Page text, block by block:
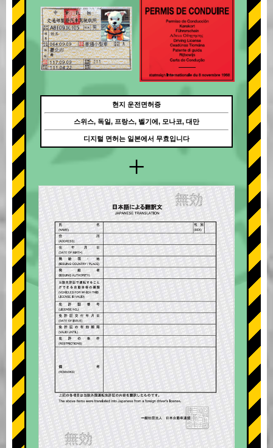
+
현지 운전면허증
스위스, 독일, 프랑스, 벨기에, 모나코, 대만
디지털 면허는 일본에서 무효입니다